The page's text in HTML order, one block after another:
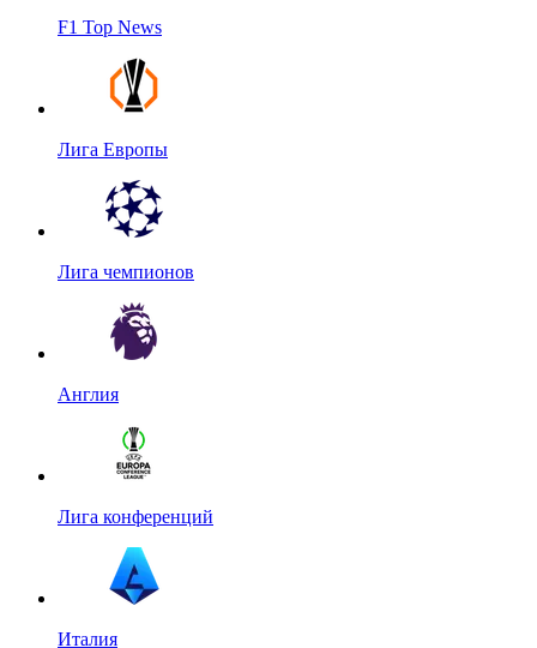
F1 Top News
Лига Европы
Лига чемпионов
Англия
Лига конференций
Италия